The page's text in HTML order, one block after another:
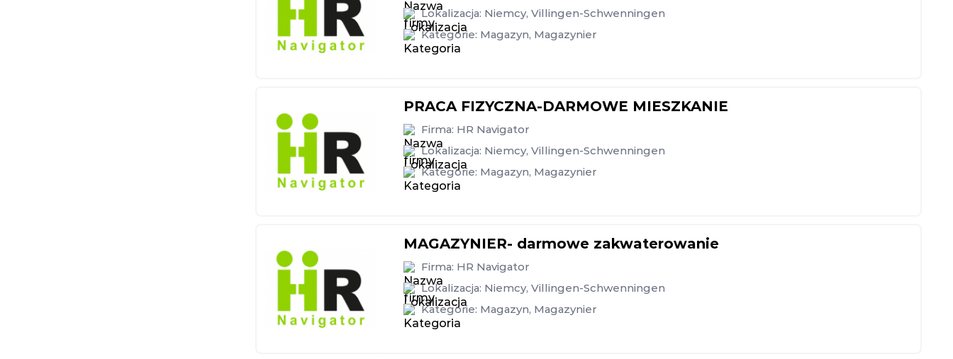
Lokalizacja: Niemcy, Villingen-Schwenningen
Kategorie: Magazyn, Magazynier
PRACA FIZYCZNA-DARMOWE MIESZKANIE
Firma: HR Navigator
Lokalizacja: Niemcy, Villingen-Schwenningen
Kategorie: Magazyn, Magazynier
MAGAZYNIER- darmowe zakwaterowanie
Firma: HR Navigator
Lokalizacja: Niemcy, Villingen-Schwenningen
Kategorie: Magazyn, Magazynier